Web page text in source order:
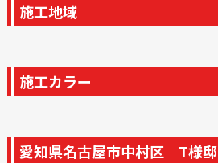
施工地域
施工カラー
愛知県名古屋市中村区 T様邸